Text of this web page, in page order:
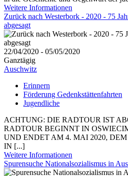
Weitere Informationen
Zurück nach Westerbork - 2020 - 75
abgesagt
22/04/2020 - 05/05/2020
Ganztägig
Auschwitz
Erinnern
Förderung Gedenkstättenfahrten
Jugendliche
ACHTUNG: DIE RADTOUR IST
RADTOUR BEGINNT IN
UND ENDET AM 4. MAI 2020,
IN [...]
Weitere Informationen
Spurensuche Nationalsozialismus in